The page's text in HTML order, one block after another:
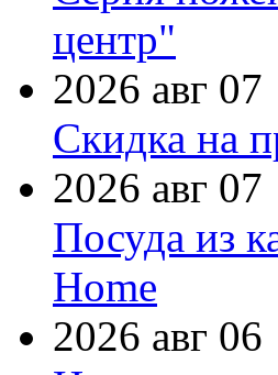
центр"
2026 авг 07
Скидка на
2026 авг 07
Посуда из
Home
2026 авг 06